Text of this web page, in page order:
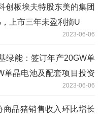
创板埃夫特股东美的集团
上市三年未盈利摘U
2023-06-06
绿能：签订年产20GW单
单晶电池及配套项目投资
2023-06-06
商品猪销售收入环比增长